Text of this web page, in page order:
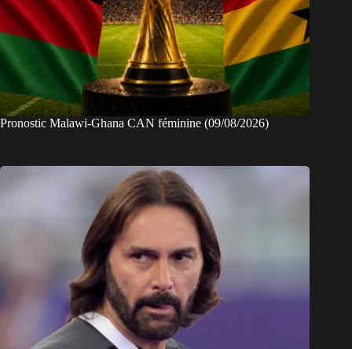
Pronostic Malawi-Ghana CAN féminine (09/08/2026)